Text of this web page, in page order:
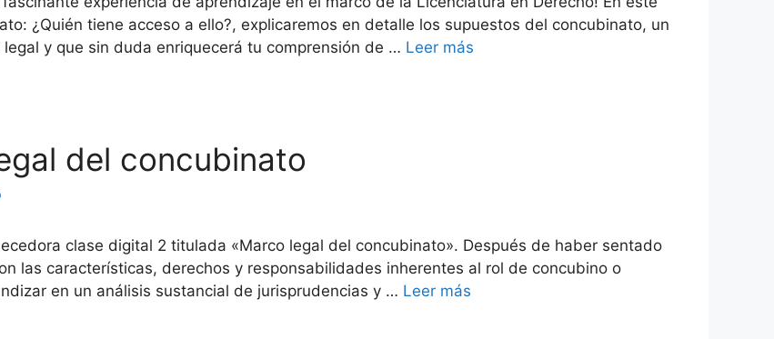
¿Quién tiene acceso a ello?, explicaremos en detalle los supuestos del concubinato, un
y que sin duda enriquecerá tu comprensión de … Leer más
del concubinato
clase digital 2 titulada «Marco legal del concubinato». Después de haber sentado
las características, derechos y responsabilidades inherentes al rol de concubino o
en un análisis sustancial de jurisprudencias y … Leer más